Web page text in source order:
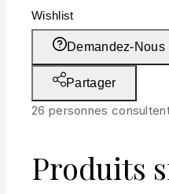
Wishlist
Demandez-Nous
Partager
26 personnes
Produits